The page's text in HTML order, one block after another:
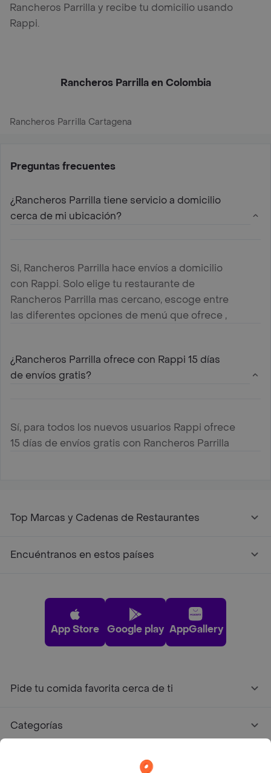
Rancheros Parrilla y recibe tu domicilio usando
Rappi.
Rancheros Parrilla en Colombia
Rancheros Parrilla Cartagena
Preguntas frecuentes
¿Rancheros Parrilla tiene servicio a domicilio
cerca de mi ubicación?
Si, Rancheros Parrilla hace envíos a domicilio
con Rappi. Solo elige tu restaurante de
Rancheros Parrilla mas cercano, escoge entre
las diferentes opciones de menú que ofrece ,
¿Rancheros Parrilla ofrece con Rappi 15 días
de envíos gratis?
Sí, para todos los nuevos usuarios Rappi ofrece
15 días de envíos gratis con Rancheros Parrilla
Top Marcas y Cadenas de Restaurantes
Encuéntranos en estos países
App Store Google play AppGallery
Pide tu comida favorita cerca de ti
Categorías